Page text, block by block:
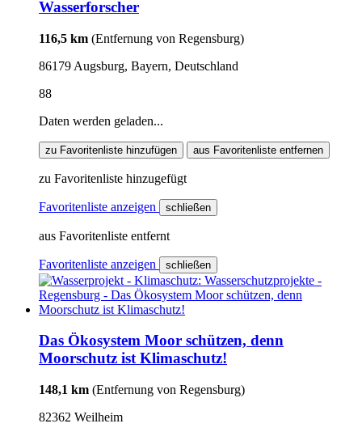
Wasserforscher
116,5 km (Entfernung von Regensburg)
86179 Augsburg, Bayern, Deutschland
88
Daten werden geladen...
zu Favoritenliste hinzufügen aus Favoritenliste entfernen
zu Favoritenliste hinzugefügt
Favoritenliste anzeigen schließen
aus Favoritenliste entfernt
Favoritenliste anzeigen schließen
Das Ökosystem Moor schützen, denn
Moorschutz ist Klimaschutz!
148,1 km (Entfernung von Regensburg)
82362 Weilheim